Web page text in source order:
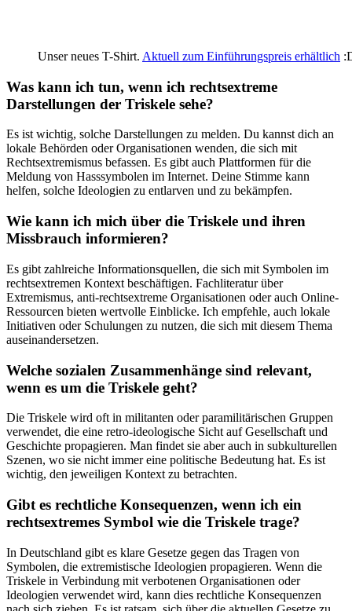
Unser neues T-Shirt. Aktuell zum Einführungspreis erhältlich
Was kann ich tun, wenn ich rechtsextreme
Darstellungen der Triskele⁤ sehe?
Es ist wichtig, solche Darstellungen zu melden. Du kannst dich an‍
lokale Behörden oder ⁤Organisationen wenden, die sich mit
Rechtsextremismus befassen. Es gibt auch Plattformen für die
Meldung von Hasssymbolen im Internet. Deine Stimme‌ kann
helfen,​ solche Ideologien ⁤zu entlarven und zu bekämpfen.
Wie⁣ kann ich mich über die Triskele und⁤ ihren
Missbrauch informieren?
Es gibt zahlreiche Informationsquellen, die ‍sich mit Symbolen ‌im
rechtsextremen Kontext beschäftigen. Fachliteratur über
Extremismus, anti-rechtsextreme Organisationen oder auch Online-
Ressourcen bieten wertvolle Einblicke. Ich ⁣empfehle, auch lokale⁤
Initiativen oder Schulungen zu nutzen, die sich‍ mit diesem ​Thema
auseinandersetzen.
Welche sozialen⁣ Zusammenhänge sind relevant,
wenn es‍ um die Triskele geht?
Die⁣ Triskele wird oft in militanten oder paramilitärischen Gruppen
verwendet, die⁢ eine retro-ideologische Sicht ​auf ​Gesellschaft ⁤und
Geschichte⁤ propagieren. Man findet sie‍ aber auch in subkulturellen
Szenen,⁢ wo ‍sie nicht immer eine politische Bedeutung hat. ​Es‍ ist
wichtig, den jeweiligen Kontext zu betrachten.
Gibt es rechtliche ​Konsequenzen,‍ wenn ​ich ein
rechtsextremes Symbol wie die‍ Triskele trage?
In Deutschland gibt es klare Gesetze gegen das Tragen von
Symbolen, die extremistische Ideologien ⁣propagieren. Wenn die
Triskele ‍in Verbindung ⁤mit verbotenen ​Organisationen oder
Ideologien verwendet wird, kann dies rechtliche ‍Konsequenzen